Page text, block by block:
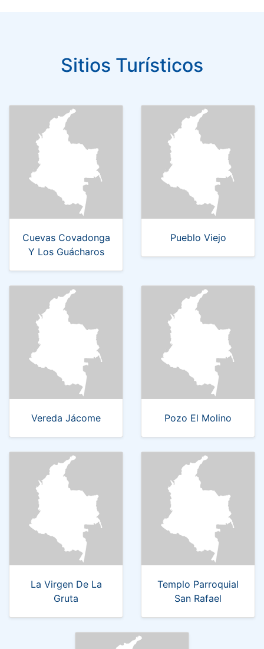
Sitios Turísticos
Cuevas Covadonga
Y Los Guácharos
Pueblo Viejo
Vereda Jácome Pozo El Molino
La Virgen De La
Gruta
Templo Parroquial
San Rafael